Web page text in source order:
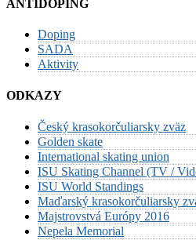
ANTIDOPING
Doping
SADA
Aktivity
ODKAZY
Český krasokorčuliarsky zväz
Golden skate
International skating union
ISU Skating Channel (TV /
ISU World Standings
Maďarský krasokorčuliarsky
Majstrovstvá Európy 2016
Nepela Memorial